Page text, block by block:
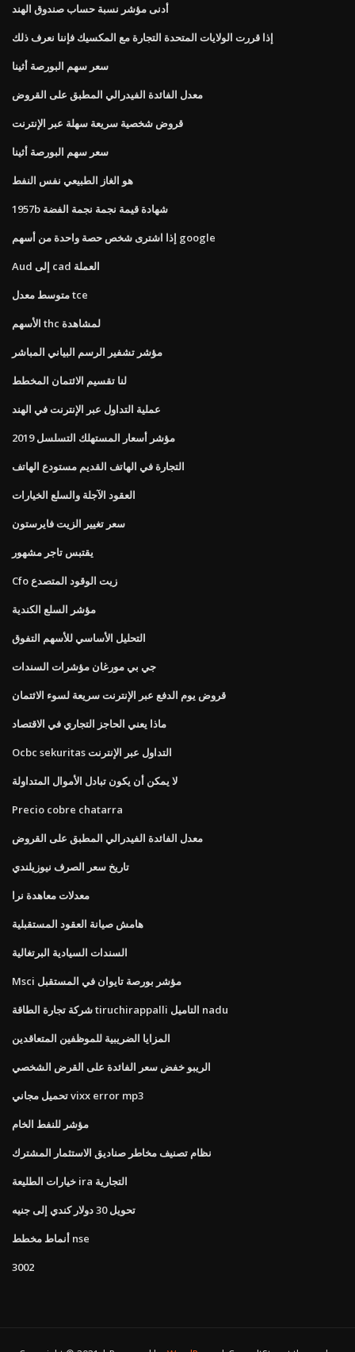
أدنى مؤشر نسبة حساب صندوق الهند
إذا قررت الولايات المتحدة التجارة مع المكسيك فإننا نعرف ذلك
سعر سهم البورصة أثينا
معدل الفائدة الفيدرالي المطبق على القروض
قروض شخصية سريعة سهلة عبر الإنترنت
سعر سهم البورصة أثينا
هو الغاز الطبيعي نفس النفط
1957b شهادة قيمة نجمة نجمة الفضة
إذا اشترى شخص حصة واحدة من أسهم google
Aud إلى cad العملة
متوسط ​​معدل tce
الأسهم thc لمشاهدة
مؤشر تشفير الرسم البياني المباشر
لنا تقسيم الائتمان المخطط
عملية التداول عبر الإنترنت في الهند
مؤشر أسعار المستهلك التسلسل 2019
التجارة في الهاتف القديم مستودع الهاتف
العقود الآجلة والسلع الخيارات
سعر تغيير الزيت فايرستون
يقتبس تاجر مشهور
Cfo زيت الوقود المتصدع
مؤشر السلع الكندية
التحليل الأساسي للأسهم التفوق
جي بي مورغان مؤشرات السندات
قروض يوم الدفع عبر الإنترنت سريعة لسوء الائتمان
ماذا يعني الحاجز التجاري في الاقتصاد
Ocbc sekuritas التداول عبر الإنترنت
لا يمكن أن يكون تبادل الأموال المتداولة
Precio cobre chatarra
معدل الفائدة الفيدرالي المطبق على القروض
تاريخ سعر الصرف نيوزيلندي
معدلات معاهدة نرا
هامش صيانة العقود المستقبلية
السندات السيادية البرتغالية
Msci مؤشر بورصة تايوان في المستقبل
شركة تجارة الطاقة tiruchirappalli التاميل nadu
المزايا الضريبية للموظفين المتعاقدين
الريبو خفض سعر الفائدة على القرض الشخصي
تحميل مجاني vixx error mp3
مؤشر للنفط الخام
نظام تصنيف مخاطر صناديق الاستثمار المشترك
خيارات الطليعة ira التجارية
تحويل 30 دولار كندي إلى جنيه
أنماط مخطط nse
3002